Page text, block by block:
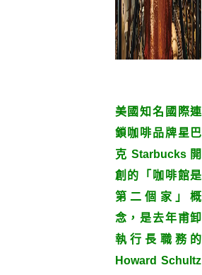
美國知名國際連
鎖咖啡品牌星巴
克 Starbucks 開
創的「咖啡館是
第二個家」概
念，是去年甫卸
執行長職務的
Howard Schultz